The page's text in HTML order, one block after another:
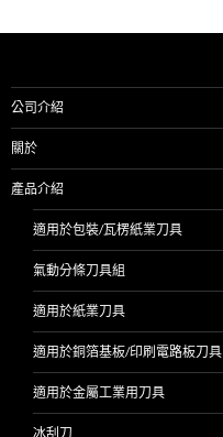
公司介紹
關於
產品介紹
適用於包裝/瓦楞紙業刀具
氣動分條刀具組
適用於紙業刀具
適用於銅箔基板/印刷電路板刀具
適用於金屬工業用刀具
冰刮刀